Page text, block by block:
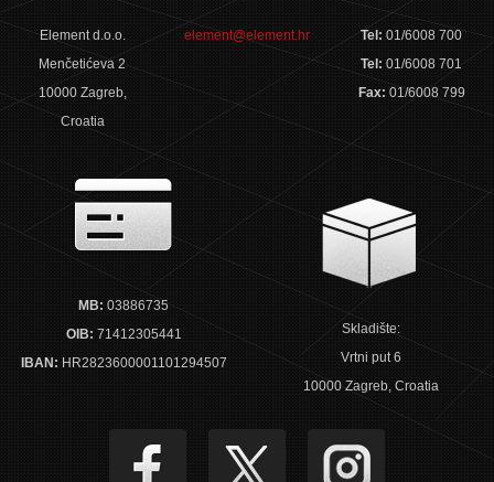
Element d.o.o.
Menčetićeva 2
10000 Zagreb,
Croatia
element@element.hr Tel:01/6008 700
Tel:01/6008 701
Fax: 01/6008 799
MB: 03886735
OIB: 71412305441
IBAN: HR2823600001101294507
Skladište:
Vrtni put 6
10000 Zagreb, Croatia